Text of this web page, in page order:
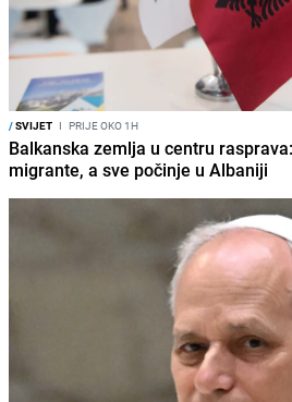
/SVIJET I PRIJE OKO 1H
Balkanska zemlja u centru
migrante, a sve počinje u Albaniji